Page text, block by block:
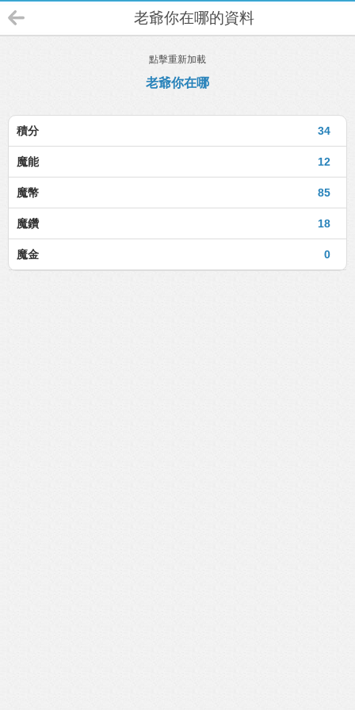
老爺你在哪的資料
點擊重新加載
老爺你在哪
34
積分
12
魔能
85
魔幣
18
魔鑽
0
魔金